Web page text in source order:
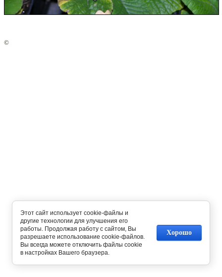
©
Этот сайт использует cookie-файлы и
другие технологии для улучшения его
работы. Продолжая работу с сайтом, Вы
разрешаете использование cookie-файлов.
Вы всегда можете отключить файлы cookie
в настройках Вашего браузера.
Хорошо